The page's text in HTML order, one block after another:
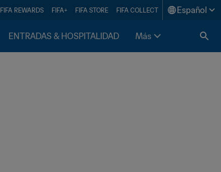
FIFA REWARDS FIFA+ FIFA STORE FIFA COLLECT Español
ENTRADAS & HOSPITALIDAD Más